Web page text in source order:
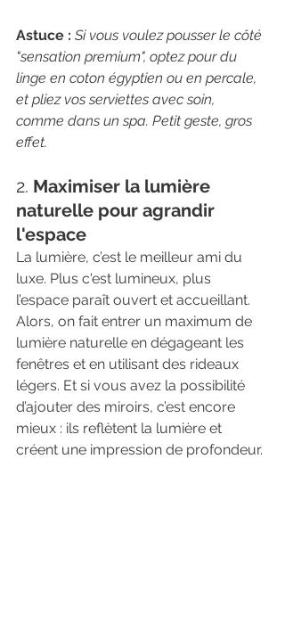
Astuce : Si vous voulez pousser le côté
"sensation premium", optez pour du
linge en coton égyptien ou en percale,
et pliez vos serviettes avec soin,
comme dans un spa. Petit geste, gros
effet.
2. Maximiser la lumière
naturelle pour agrandir
l'espace
La lumière, c’est le meilleur ami du
luxe. Plus c'est lumineux, plus
l’espace paraît ouvert et accueillant.
Alors, on fait entrer un maximum de
lumière naturelle en dégageant les
fenêtres et en utilisant des rideaux
légers. Et si vous avez la possibilité
d’ajouter des miroirs, c’est encore
mieux : ils reflètent la lumière et
créent une impression de profondeur.